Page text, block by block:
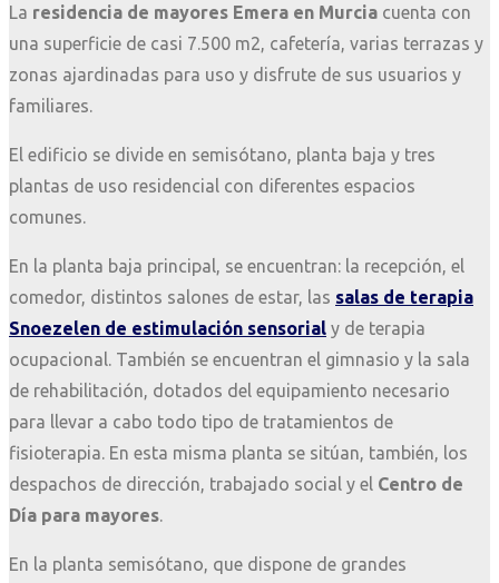
La residencia de mayores Emera en Murcia cuenta con
una superficie de casi 7.500 m2, cafetería, varias terrazas y
zonas ajardinadas para uso y disfrute de sus usuarios y
familiares.
El edificio se divide en semisótano, planta baja y tres
plantas de uso residencial con diferentes espacios
comunes.
En la planta baja principal, se encuentran: la recepción, el
comedor, distintos salones de estar, las salas de terapia
Snoezelen de estimulación sensorial y de terapia
ocupacional. También se encuentran el gimnasio y la sala
de rehabilitación, dotados del equipamiento necesario
para llevar a cabo todo tipo de tratamientos de
fisioterapia. En esta misma planta se sitúan, también, los
despachos de dirección, trabajado social y el Centro de
Día para mayores.
En la planta semisótano, que dispone de grandes